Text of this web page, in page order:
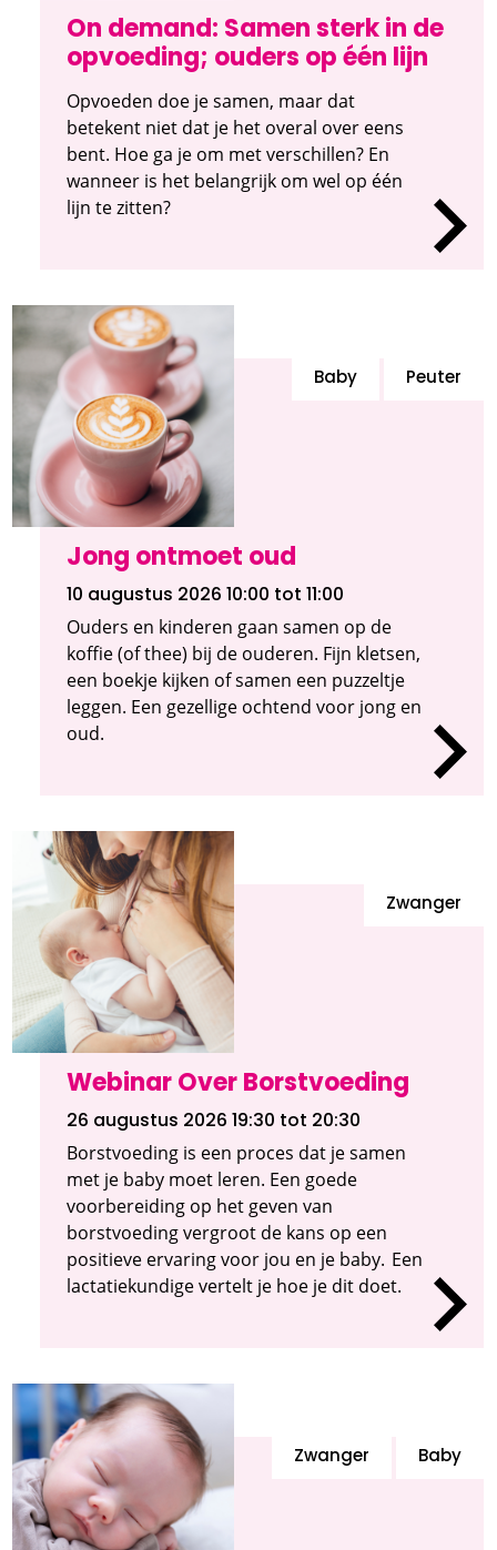
On demand: Samen sterk in de
opvoeding; ouders op één lijn
Opvoeden doe je samen, maar dat
betekent niet dat je het overal over eens
bent. Hoe ga je om met verschillen? En
wanneer is het belangrijk om wel op één
lijn te zitten?
Jong ontmoet oud
Baby Peuter
10 augustus 2026 10:00 tot 11:00
Ouders en kinderen gaan samen op de
koffie (of thee) bij de ouderen. Fijn kletsen,
een boekje kijken of samen een puzzeltje
leggen. Een gezellige ochtend voor jong en
oud.
Webinar Over Borstvoeding
Zwanger
26 augustus 2026 19:30 tot 20:30
Borstvoeding is een proces dat je samen
met je baby moet leren. Een goede
voorbereiding op het geven van
borstvoeding vergroot de kans op een
positieve ervaring voor jou en je baby. Een
lactatiekundige vertelt je hoe je dit doet.
Zwanger Baby